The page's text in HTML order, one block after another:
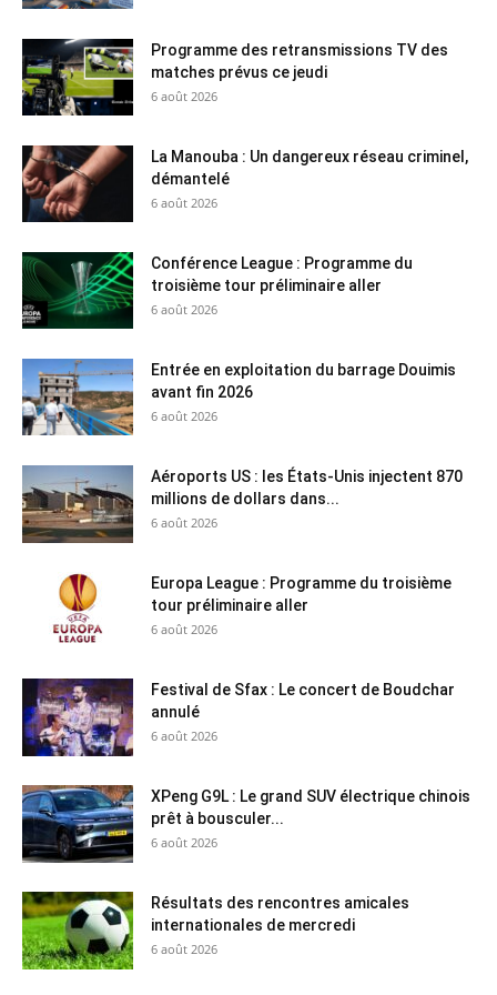
Programme des retransmissions TV des
matches prévus ce jeudi
6 août 2026
La Manouba : Un dangereux réseau criminel,
démantelé
6 août 2026
Conférence League : Programme du
troisième tour préliminaire aller
6 août 2026
Entrée en exploitation du barrage Douimis
avant fin 2026
6 août 2026
Aéroports US : les États-Unis injectent 870
millions de dollars dans...
6 août 2026
Europa League : Programme du troisième
tour préliminaire aller
6 août 2026
Festival de Sfax : Le concert de Boudchar
annulé
6 août 2026
XPeng G9L : Le grand SUV électrique chinois
prêt à bousculer...
6 août 2026
Résultats des rencontres amicales
internationales de mercredi
6 août 2026